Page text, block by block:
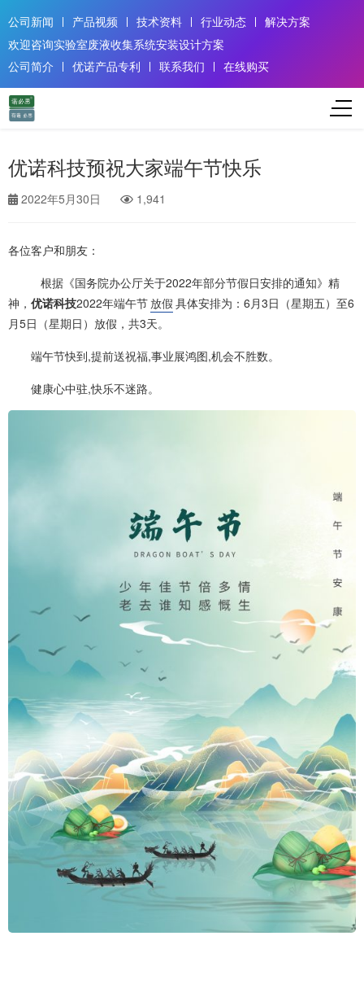
公司新闻 产品视频 技术资料 行业动态
解决方案
欢迎咨询实验室废液收集系统安装设计方案
公司简介
优诺产品专利 联系我们 在线购买
优诺科技预祝大家端午节快乐
2022年5月30日 1,941
各位客户和朋友：
根据《国务院办公厅关于2022年部分节假日安排的通知》精
神， 优诺科技2022年端午节 放假 具体安排为：6月3日（星期五）至6
月5日（星期日）放假，共3天。
端午节快到,提前送祝福,事业展鸿图,机会不胜数。
健康心中驻,快乐不迷路。